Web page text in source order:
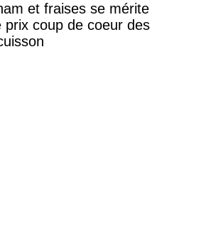
prix coup de coeur des